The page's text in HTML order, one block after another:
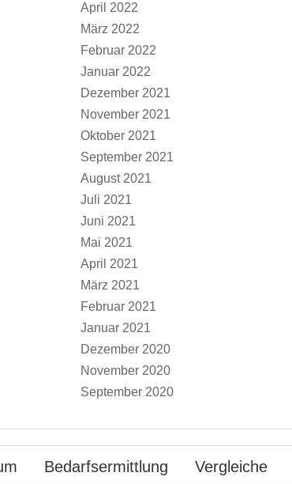
April 2022
März 2022
Februar 2022
Januar 2022
Dezember 2021
November 2021
Oktober 2021
September 2021
August 2021
Juli 2021
Juni 2021
Mai 2021
April 2021
März 2021
Februar 2021
Januar 2021
Dezember 2020
November 2020
September 2020
Bedarfsermittlung Vergleiche